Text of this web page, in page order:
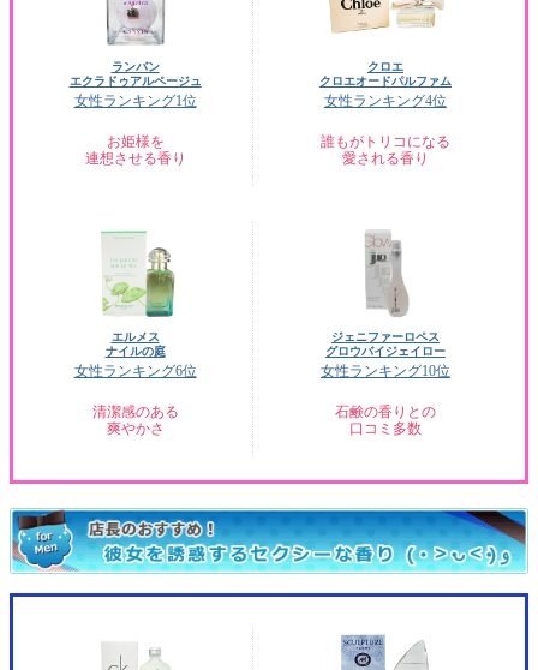
ランバン
エクラドゥアルページュ
女性ランキング1位
お姫様を
連想させる香り
クロエ
クロエオードパルファム
女性ランキング4位
誰もがトリコになる
愛される香り
エルメス
ナイルの庭
女性ランキング6位
清潔感のある
爽やかさ
ジェニファーロペス
グロウバイジェイロー
女性ランキング10位
石鹸の香りとの
口コミ多数